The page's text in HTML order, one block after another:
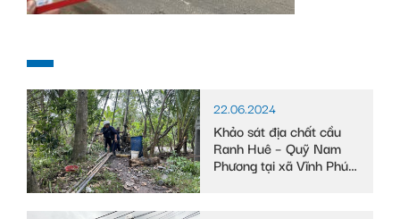
22.06.2024
Khảo sát địa chất cầu
Ranh Huê – Quỹ Nam
Phương tại xã Vĩnh Phú